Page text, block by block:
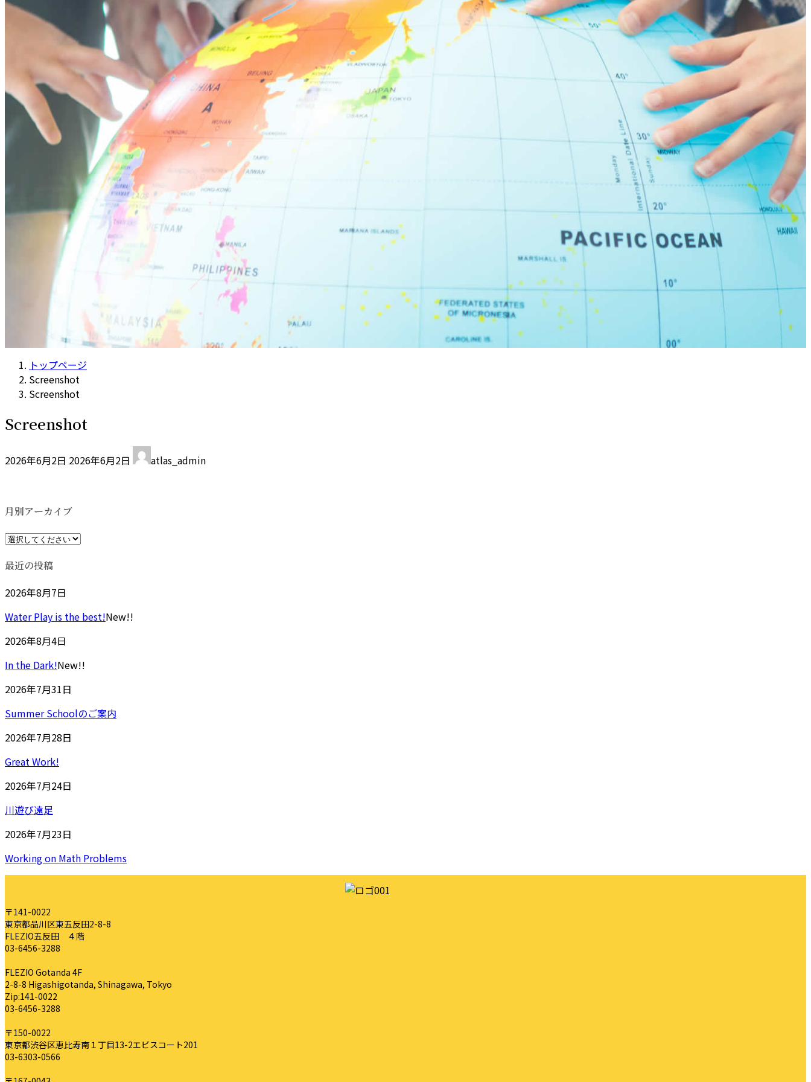
恵比寿ブログ
学校概要
アクセス
お問い合わせ
Instagram
ATLAS International School Official
五反田インスタグラム
荻窪インスタグラム
立川インスタグラム
下高井戸インスタグラム
恵比寿インスタグラム
トップページ
Screenshot
Screenshot
Screenshot
2026年6月2日 終
日
:
2026年6月2日 atlas_admin
月別アーカイブ
最近の投稿
2026年8月7日
Water Play is the best!New!!
2026年8月4日
In the Dark!New!!
2026年7月31日
Summer Schoolのご案内
2026年7月28日
Great Work!
2026年7月24日
川遊び遠足
2026年7月23日
Working on Math Problems
〒141-0022
東京都品川区東五反田2-8-8
FLEZIO五反田 ４階
03-6456-3288
FLEZIO Gotanda 4F
2-8-8 Higashigotanda, Shinagawa, Tokyo
Zip:141-0022
03-6456-3288
〒150-0022
東京都渋谷区恵比寿南１丁目13-2エビスコート201
03-6303-0566